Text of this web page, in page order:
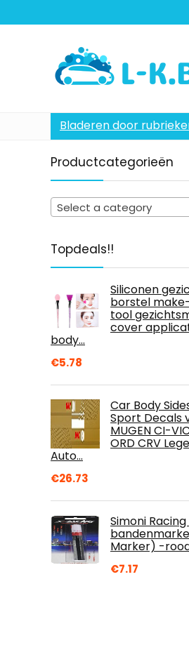
Bladeren door
Productcategorieën
Select a category
Topdeals!!
Siliconen
borstel
tool
cover
body…
€5.78
Car Body
Sport Decals
MUGEN CI-
ORD CRV
Auto…
€26.73
Simoni Racing
Marker) -
€7.17